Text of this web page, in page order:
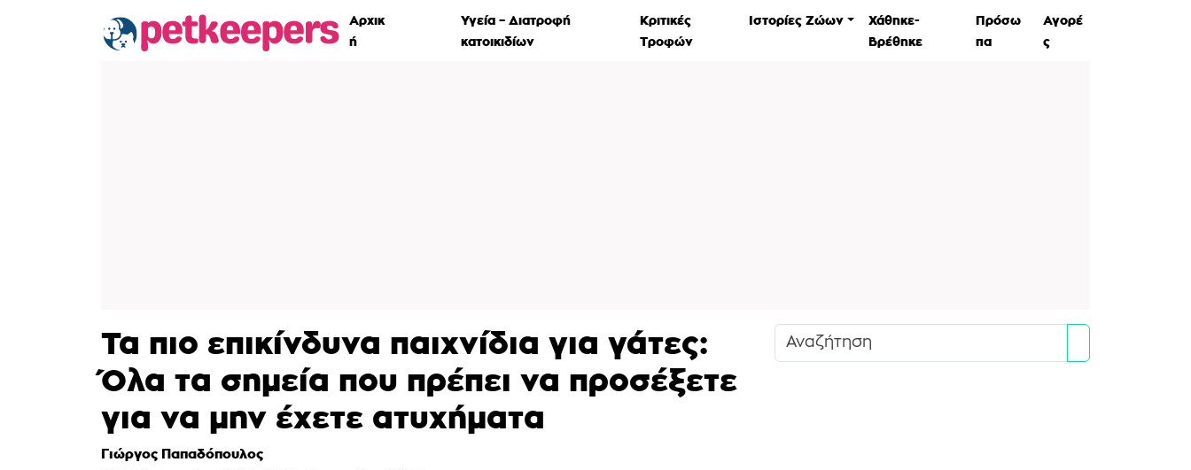
Αρχικ
ή
Υγεία – Διατροφή
κατοικιδίων
Κριτικές
Τροφών
Ιστορίες Ζώων
Χάθηκε-
Βρέθηκε
Πρόσω
πα
Αγορέ
ς
Τα πιο επικίνδυνα παιχνίδια για γάτες:
Όλα τα σημεία που πρέπει να προσέξετε
για να μην έχετε ατυχήματα
Γιώργος Παπαδόπουλος
Search